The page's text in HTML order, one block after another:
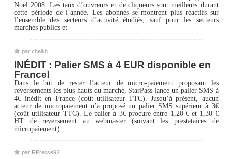
Noël 2008. Les taux d’ouvreurs et de cliqueurs sont meilleurs durant
cette période de l’année. Les abonnés se montrent plus réactifs sur
l’ensemble des secteurs d’activité étudiés, sauf pour les secteurs
marchés publics et
par cheikh
INÉDIT : Palier SMS à 4 EUR disponible en
France!
Dans le but de rester l’acteur de micro-paiement proposant les
reversements les plus hauts du marché, StarPass lance un palier SMS à
4€ inédit en France (coût utilisateur TTC). Jusqu’à présent, aucun
acteur de micropaiement n’a proposé un palier SMS supérieur à 3€
(coût utilisateur TTC). Le palier à 3€ procure entre 1,20 € et 1,30 €
HT de reversement au webmaster (suivant les prestataires de
micropaiement).
par RPresse92